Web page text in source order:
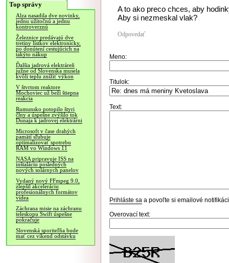
Top správy
Alza nasadila dve novinky,
jednu užitočnú a jednu
kontroverznú
Železnice predávajú dve
tretiny lístkov elektronicky,
po donútení cestujúcich na
takýto nákup
Ďalšia jadrová elektráreň
južne od Slovenska musela
kvôli teplu znížiť výkon
V štvrtom reaktore
Mochoviec už beží štiepna
reakcia
Rumunsko potopilo štyri
člny a úspešne zvýšilo tok
Dunaja k jadrovej elektrárni
Microsoft v čase drahých
pamätí sľubuje
optimalizovať spotrebu
RAM vo Windows 11
NASA pripravuje ISS na
inštaláciu posledných
nových solárnych panelov
Vydaný nový FFmpeg 9.0,
zlepšil akceleráciu
profesionálnych formátov
videa
Záchrana misie na záchranu
teleskopu Swift úspešne
pokračuje
Slovenská sporiteľňa bude
mať cez víkend odstávku
A to ako preco chces, aby
Aby si nezmeskal vlak?
Odpovedať
Meno:
Titulok:
Text:
Prihláste sa a povoľte si emailové
Overovací text: